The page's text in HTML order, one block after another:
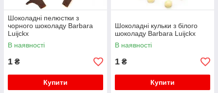
Шоколадні пелюстки з
чорного шоколаду Barbara
Luijckx
В наявності
1 ₴
Купити
Шоколадні кульки з білого
шоколаду Barbara Luijckx
В наявності
1 ₴
Купити